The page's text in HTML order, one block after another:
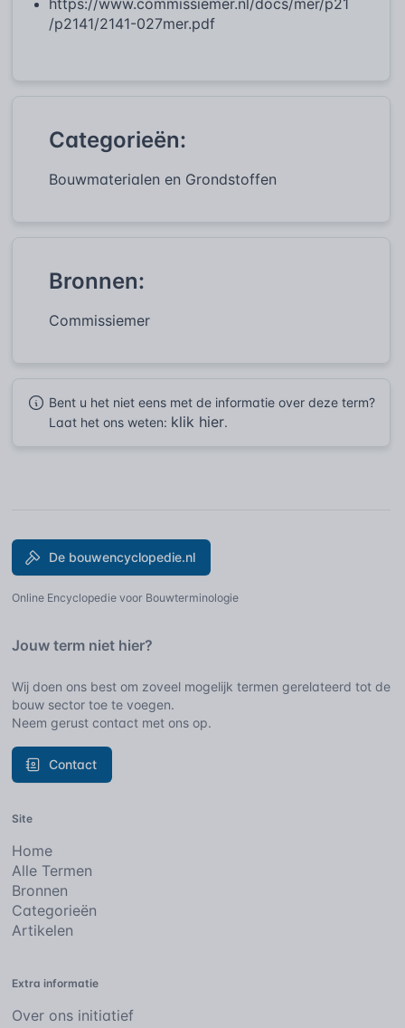
/p2141/2141-027mer.pdf
Categorieën:
Bouwmaterialen en Grondstoffen
Bronnen:
Commissiemer
Bent u het niet eens met de informatie over deze term?
Laat het ons weten: klik hier.
De bouwencyclopedie.nl
Online Encyclopedie voor Bouwterminologie
Jouw term niet hier?
Wij doen ons best om zoveel mogelijk termen gerelateerd tot de
bouw sector toe te voegen.
Neem gerust contact met ons op.
Contact
Site
Home
Alle Termen
Bronnen
Categorieën
Artikelen
Extra informatie
Over ons initiatief